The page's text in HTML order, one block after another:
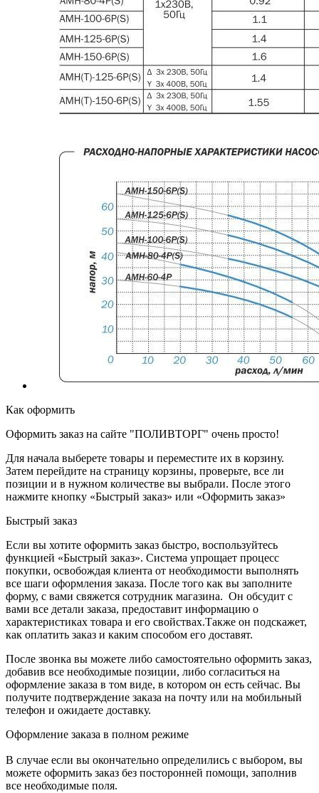
Как оформить
Оформить заказ на сайте "ПОЛИВТОРГ" очень просто!
Для начала выберете товары и переместите их в корзину.
Затем перейдите на страницу корзины, проверьте, все ли
позиции и в нужном количестве вы выбрали. После этого
нажмите кнопку «Быстрый заказ» или «Оформить заказ»
Быстрый заказ
Если вы хотите оформить заказ быстро, воспользуйтесь
функцией «Быстрый заказ». Система упрощает процесс
покупки, освобождая клиента от необходимости выполнять
все шаги оформления заказа. После того как вы заполните
форму, с вами свяжется сотрудник магазина. Он обсудит с
вами все детали заказа, предоставит информацию о
характеристиках товара и его свойствах.Также он подскажет,
как оплатить заказ и каким способом его доставят.
После звонка вы можете либо самостоятельно оформить заказ,
добавив все необходимые позиции, либо согласиться на
оформление заказа в том виде, в котором он есть сейчас. Вы
получите подтверждение заказа на почту или на мобильный
телефон и ожидаете доставку.
Оформление заказа в полном режиме
В случае если вы окончательно определились с выбором, вы
можете оформить заказ без посторонней помощи, заполнив
все необходимые поля.